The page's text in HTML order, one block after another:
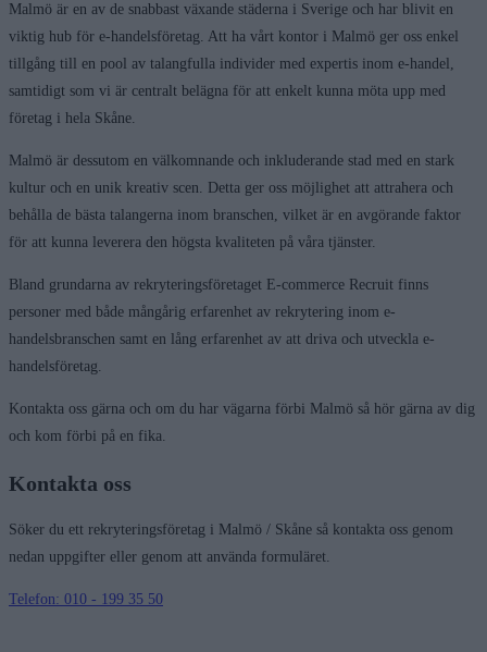
Malmö är en av de snabbast växande städerna i Sverige och har blivit en
viktig hub för e-handelsföretag. Att ha vårt kontor i Malmö ger oss enkel
tillgång till en pool av talangfulla individer med expertis inom e-handel,
samtidigt som vi är centralt belägna för att enkelt kunna möta upp med
företag i hela Skåne.
Malmö är dessutom en välkomnande och inkluderande stad med en stark
kultur och en unik kreativ scen. Detta ger oss möjlighet att attrahera och
behålla de bästa talangerna inom branschen, vilket är en avgörande faktor
för att kunna leverera den högsta kvaliteten på våra tjänster.
Bland grundarna av rekryteringsföretaget E-commerce Recruit finns
personer med både mångårig erfarenhet av rekrytering inom e-
handelsbranschen samt en lång erfarenhet av att driva och utveckla e-
handelsföretag.
Kontakta oss gärna och om du har vägarna förbi Malmö så hör gärna av dig
och kom förbi på en fika.
Kontakta oss
Söker du ett rekryteringsföretag i Malmö / Skåne så kontakta oss genom
nedan uppgifter eller genom att använda formuläret.
Telefon: 010 - 199 35 50